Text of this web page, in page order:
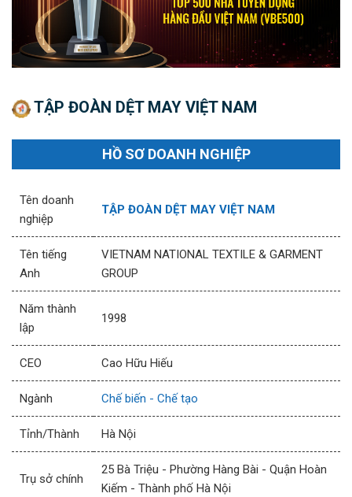
TẬP ĐOÀN DỆT MAY VIỆT NAM
HỒ SƠ DOANH NGHIỆP
Tên doanh
nghiệp
TẬP ĐOÀN DỆT MAY VIỆT NAM
Tên tiếng
Anh
VIETNAM NATIONAL TEXTILE & GARMENT
GROUP
Năm thành
lập
1998
CEO Cao Hữu Hiếu
Ngành Chế biến - Chế tạo
Tỉnh/Thành Hà Nội
Trụ sở chính
25 Bà Triệu - Phường Hàng Bài - Quận Hoàn
Kiếm - Thành phố Hà Nội